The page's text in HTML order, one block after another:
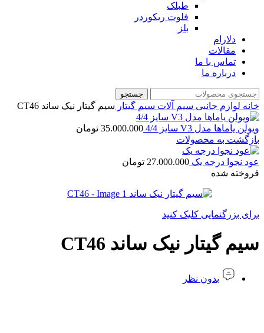
طبلک
فلوت ریکوردر
بلز
دلارام
مقالات
تماس با ما
درباره ما
جستجو
خانه لوازم جانبی سیم آلات سیم گیتار سیم گیتار نیک ساند CT46
ویولن یاماها مدل V3 سایز 4/4 35.000.000 تومان
بازگشت به محصولات
عود نجوا درجه یک 27.000.000 تومان
فروخته شده
برای بزرگنمایی کلیک کنید
سیم گیتار نیک ساند CT46
بدون نظر